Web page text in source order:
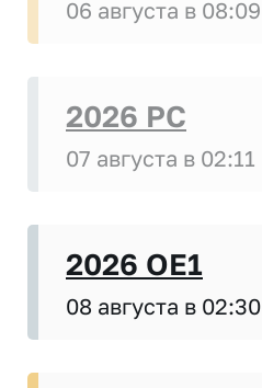
06 августа в 08:09
2026 PC
07 августа в 02:11
2026 OE1
08 августа в 02:30